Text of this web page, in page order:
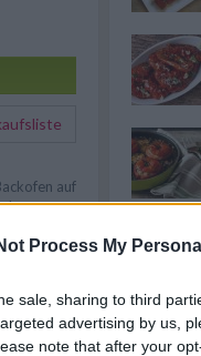
Process My
sale, sharing to third
advertising by us,
note that after your
auf